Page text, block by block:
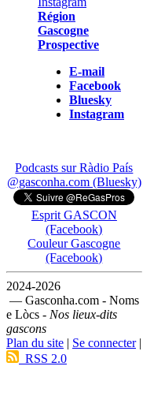
Région
Gascogne
Prospective
E-mail
Facebook
Bluesky
Instagram
Podcasts sur Ràdio País
@gasconha.com (Bluesky)
Esprit GASCON
(Facebook)
Couleur Gascogne
(Facebook)
2024-2026
— Gasconha.com - Noms
e Lòcs - Nos lieux-dits
gascons
Plan du site | Se connecter|
RSS 2.0